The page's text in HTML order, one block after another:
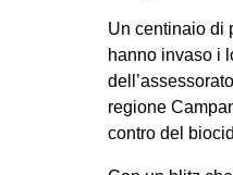
SPORT
Un centinaio di
hanno invaso i
regione
contro del